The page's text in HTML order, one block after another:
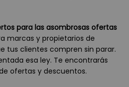
para las asombrosas ofertas
marcas y propietarios de
tus clientes compren sin parar.
esa ley. Te encontrarás
ofertas y descuentos.